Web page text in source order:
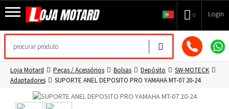
0 Login
Loja Motard Peças / Acessórios Bolsas Depósito
SW-MOTECK
Adaptadores
SUPORTE ANEL DEPOSITO PRO YAMAHA MT-07 20-24